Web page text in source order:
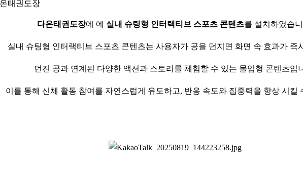
다온태권도장에 에 실내 슈팅형 인터랙티브 스포츠 콘텐츠를 설치하였습
실내 슈팅형 인터랙티브 스포츠 콘텐츠는 사용자가 공을 던지면 화면 속 효과가 즉
던진 공과 연계된 다양한 액션과 스토리를 체험할 수 있는 몰입형 콘텐츠입
이를 통해 신체 활동 참여를 자연스럽게 유도하고, 반응 속도와 집중력을 향상 시킬